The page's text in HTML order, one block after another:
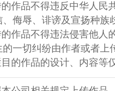
作品不得违反中华人民
侮辱、诽谤及宣扬种族
作品不得违法侵害他人
一切纠纷由作者或者上
的作品的设计、内容等